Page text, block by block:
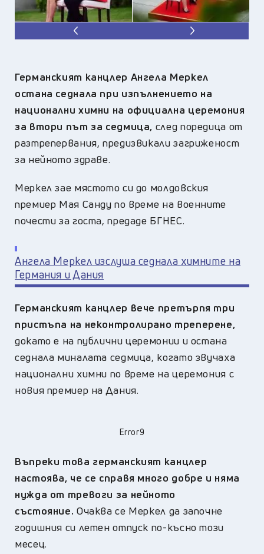
Германският канцлер Ангела Меркел
остана седнала при изпълнението на
национални химни на официална церемония
за втори път за седмица, след поредица от
разтрепервания, предизвикали загриженост
за нейното здраве.
Меркел зае мястото си до молдовския
премиер Мая Санду по време на военните
почести за госта, предаде БГНЕС.
Ангела Меркел изслуша седнала химните на
Германия и Дания
Германският канцлер вече претърпя три
пристъпа на неконтролирано треперене,
докато е на публични церемонии и остана
седнала миналата седмица, когато звучаха
национални химни по време на церемония с
новия премиер на Дания.
Error9
Въпреки това германският канцлер
настоява, че се справя много добре и няма
нужда от тревоги за нейното
състояние. Очаква се Меркел да започне
годишния си летен отпуск по-късно този
месец.